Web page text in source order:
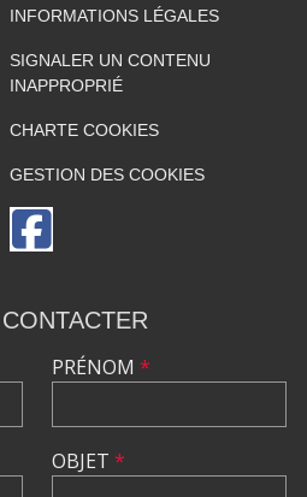
INFORMATIONS LÉGALES
SIGNALER UN CONTENU
INAPPROPRIÉ
CHARTE COOKIES
GESTION DES COOKIES
PRÉNOM *
OBJET *